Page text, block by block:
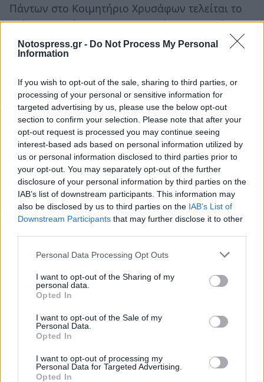
Notospress.gr - Do Not Process My Personal
Information
If you wish to opt-out of the sale, sharing to third parties, or
processing of your personal or sensitive information for
targeted advertising by us, please use the below opt-out
section to confirm your selection. Please note that after your
opt-out request is processed you may continue seeing
interest-based ads based on personal information utilized by
us or personal information disclosed to third parties prior to
your opt-out. You may separately opt-out of the further
disclosure of your personal information by third parties on the
IAB’s list of downstream participants. This information may
also be disclosed by us to third parties on the IAB’s List of
Downstream Participants that may further disclose it to other
Personal Data Processing Opt Outs
I want to opt-out of the Sharing of my
personal data.
Opted In
I want to opt-out of the Sale of my
Personal Data.
Opted In
I want to opt-out of processing my
Personal Data for Targeted Advertising.
Opted In
Πάντων στο Κοιμητήριο Χρυσάφων τελείται το
ετήσιο μνημόσυνο της Παναγιώτας Προβιά. Στο
μνημόσυνο καλούν για συμπροσευχή ο σύζυγός
της Παρασκευάς, τα παιδιά της Χριστίνα Προβιά
εγγόνια της Βαλεντίνα, Ηλίς και οι λοιποί
συγγενείς της .
Αγγελική Δ. Βλαχάκου
Την Κυριακή 23 Ιουνίου στον Ιερό Ναό
Μεταμόρφωση Σωτήρος στο Βαφειό τελείται το
ετήσιο μνημόσυνο της Αγγελικής Δ. Βλαχάκου.
Στο μνημόσυνο καλούν για συμπροσευχή τα
παιδιά της Παναγιώτης – Ελευθερία Βλαχάκου,
Φλωρεντία Κατσίχτη και Αναστασία
Μουσουδάκη, τα εγγόνια της, τα δισέγγονα της ,
τα ανίψια της και οι λοιποί συγγενείς της.
ΕΦΥΓΑΝ